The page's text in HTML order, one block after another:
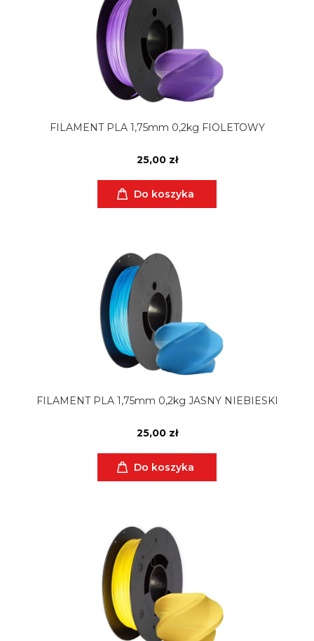
FILAMENT PLA 1,75mm 0,2kg FIOLETOWY
25,00 zł
Do koszyka
FILAMENT PLA 1,75mm 0,2kg JASNY NIEBIESKI
25,00 zł
Do koszyka